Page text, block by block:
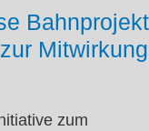
Bahnprojekt
Mitwirkung
zum